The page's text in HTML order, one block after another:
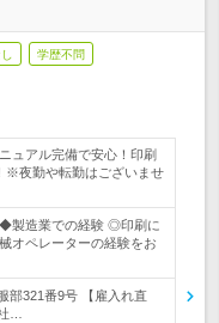
学歴不問
ュアル完備で安心！印刷
※夜勤や転勤はございませ
◆製造業での経験 ◎印刷に
オペレーターの経験をお
部321番9号 【雇入れ直
…